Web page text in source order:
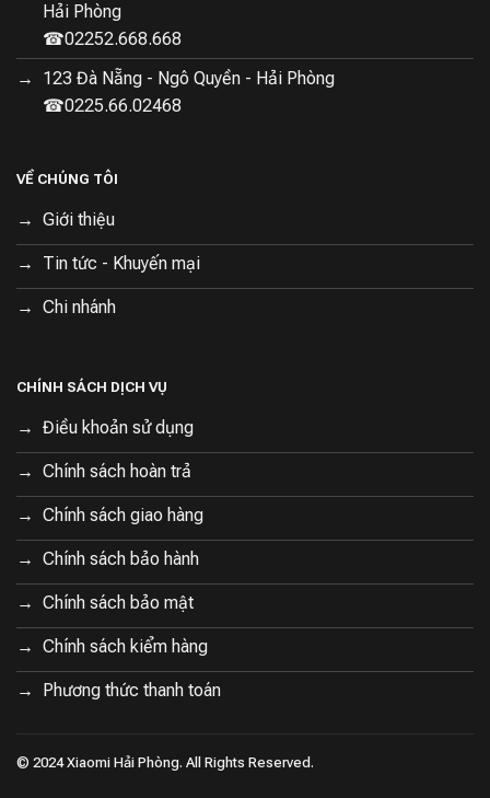
Hải Phòng
☎02252.668.668
123 Đà Nẵng - Ngô Quyền - Hải Phòng
☎0225.66.02468
VỀ CHÚNG TÔI
Giới thiệu
Tin tức - Khuyến mại
Chi nhánh
CHÍNH SÁCH DỊCH VỤ
Điều khoản sử dụng
Chính sách hoàn trả
Chính sách giao hàng
Chính sách bảo hành
Chính sách bảo mật
Chính sách kiểm hàng
Phương thức thanh toán
© 2024 Xiaomi Hải Phòng. All Rights Reserved.